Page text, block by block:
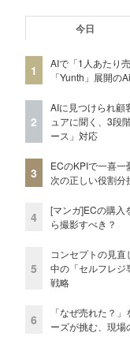
今日
1
AIで「1人あたり
「Yunth」展開の
2
AIに見つけられ顧
ュアに聞く、3段
ース」対応
3
ECのKPIで一喜一
次の正しい役割分
4
[マンガ]ECの購入
ら撮影すべき？
5
コンセプトの見
中の「セルフレジ
戦略
6
「なぜ売れた？
ーズが挑む、現場